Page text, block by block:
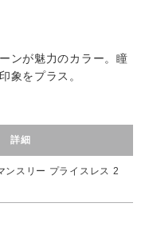
ンが魅力のカラー。瞳
象をプラス。
詳細
ンスリー プライスレス 2